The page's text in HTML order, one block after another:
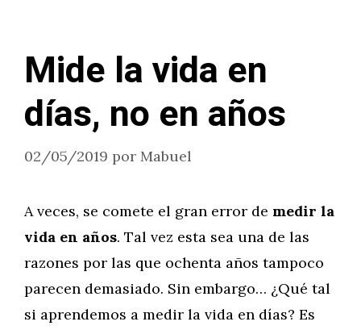
Mide la vida en
días, no en años
02/05/2019 por Mabuel
A veces, se comete el gran error de medir la
vida en años. Tal vez esta sea una de las
razones por las que ochenta años tampoco
parecen demasiado. Sin embargo… ¿Qué tal
si aprendemos a medir la vida en días? Es